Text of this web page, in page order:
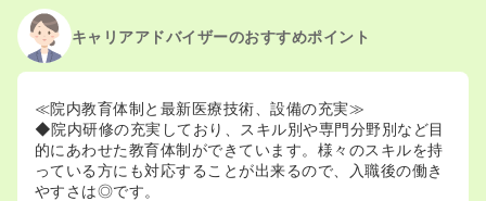
キャリアアドバイザーのおすすめポイント
≪院内教育体制と最新医療技術、設備の充実≫
◆院内研修の充実しており、スキル別や専門分野別など目
的にあわせた教育体制ができています。様々のスキルを持
っている方にも対応することが出来るので、入職後の働き
やすさは◎です。